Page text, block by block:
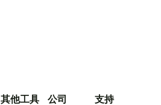
其他工具 公司 支持